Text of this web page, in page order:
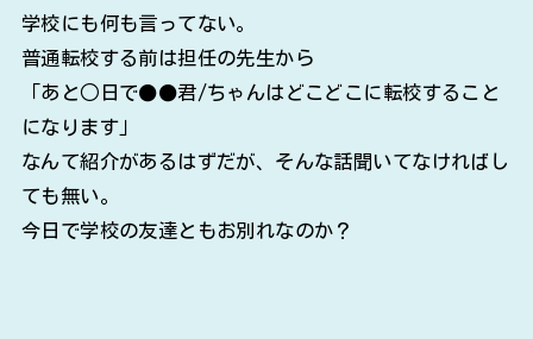
学校にも何も言ってない。
普通転校する前は担任の先生から
「あと○日で●●君/ちゃんはどこどこに転校すること
になります」
なんて紹介があるはずだが、そんな話聞いてなければし
ても無い。
今日で学校の友達ともお別れなのか？